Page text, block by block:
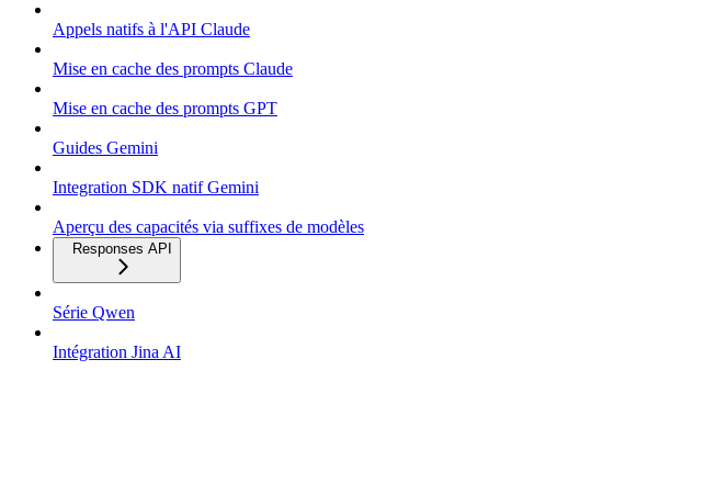
Appels natifs à l'API Claude
Mise en cache des prompts Claude
Mise en cache des prompts GPT
Guides Gemini
Integration SDK natif Gemini
Aperçu des capacités via suffixes de modèles
Responses API
Série Qwen
Intégration Jina AI